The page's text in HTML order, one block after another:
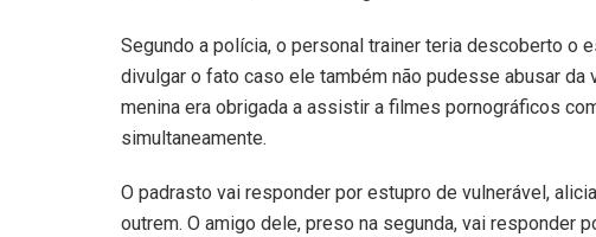
Segundo a polícia, o personal trainer teria descoberto o
divulgar o fato caso ele também não pudesse abusar da
menina era obrigada a assistir a filmes pornográficos
simultaneamente.
O padrasto vai responder por estupro de vulnerável,
outrem. O amigo dele, preso na segunda, vai responder